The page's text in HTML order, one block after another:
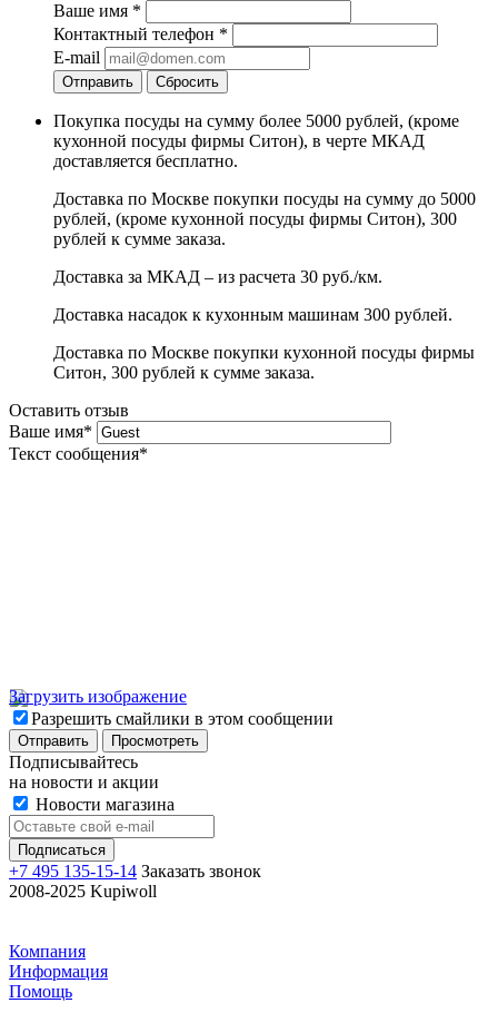
Ваше имя *
Контактный телефон *
E-mail
Отправить Сбросить
Покупка посуды на сумму более 5000 рублей, (кроме
кухонной посуды фирмы Ситон), в черте МКАД
доставляется бесплатно.
Доставка по Москве покупки посуды на сумму до 5000
рублей, (кроме кухонной посуды фирмы Ситон), 300
рублей к сумме заказа.
Доставка за МКАД – из расчета 30 руб./км.
Доставка насадок к кухонным машинам 300 рублей.
Доставка по Москве покупки кухонной посуды фирмы
Ситон, 300 рублей к сумме заказа.
Оставить отзыв
Ваше имя*
Текст сообщения*
Загрузить изображение
Разрешить смайлики в этом сообщении
Подписывайтесь
на новости и акции
Новости магазина
+7 495 135-15-14 Заказать звонок
2008-2025 Kupiwoll
Компания
Информация
Помощь